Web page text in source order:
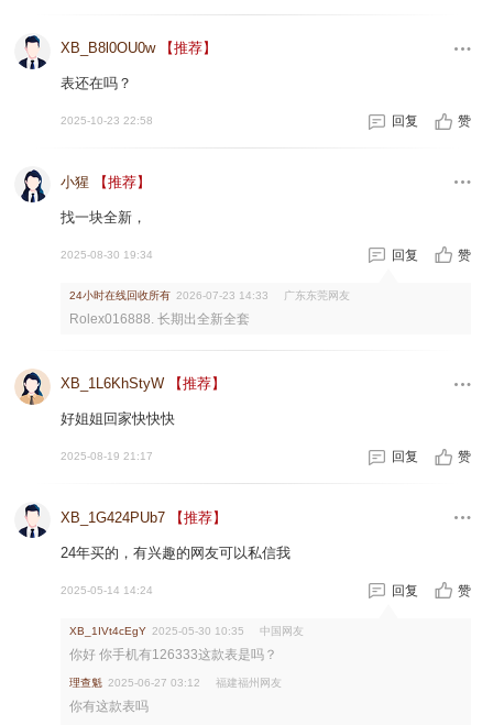
XB_B8l0OU0w 【推荐】
表还在吗？
2025-10-23 22:58 回复 赞
小猩 【推荐】
找一块全新，
2025-08-30 19:34 回复 赞
24小时在线回收所有 2026-07-23 14:33 广东东莞网友
Rolex016888. 长期出全新全套
XB_1L6KhStyW 【推荐】
好姐姐回家快快快
2025-08-19 21:17 回复 赞
XB_1G424PUb7 【推荐】
24年买的，有兴趣的网友可以私信我
2025-05-14 14:24 回复 赞
XB_1IVt4cEgY 2025-05-30 10:35 中国网友
你好 你手机有126333这款表是吗？
理查魁 2025-06-27 03:12 福建福州网友
你有这款表吗